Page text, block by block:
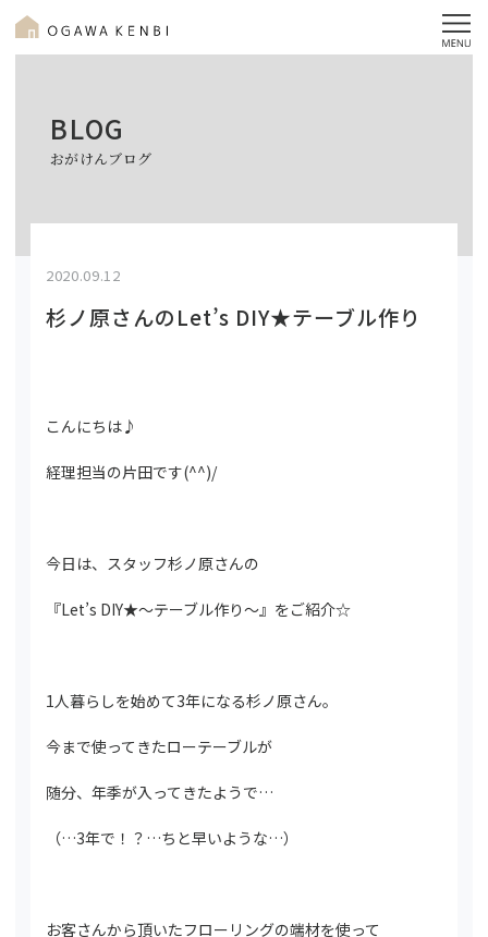
BLOG
おがけんブログ
2020.09.12
杉ノ原さんのLet’s DIY★テーブル作り
こんにちは♪
経理担当の片田です(^^)/
今日は、スタッフ杉ノ原さんの
『Let’s DIY★～テーブル作り～』をご紹介☆
1人暮らしを始めて3年になる杉ノ原さん。
今まで使ってきたローテーブルが
随分、年季が入ってきたようで…
（…3年で！？…ちと早いような…）
お客さんから頂いたフローリングの端材を使って